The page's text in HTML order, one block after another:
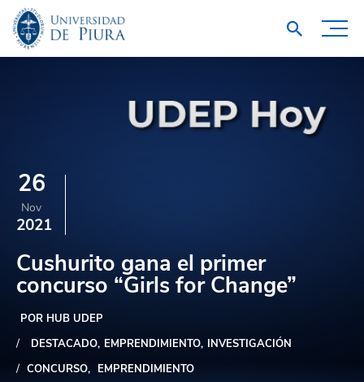
26
Nov
2021
Cushurito gana el primer
concurso “Girls for Change”
POR HUB UDEP
DESTACADO EMPRENDIMIENTO INVESTIGACIÓN
CONCURSO
EMPRENDIMIENTO